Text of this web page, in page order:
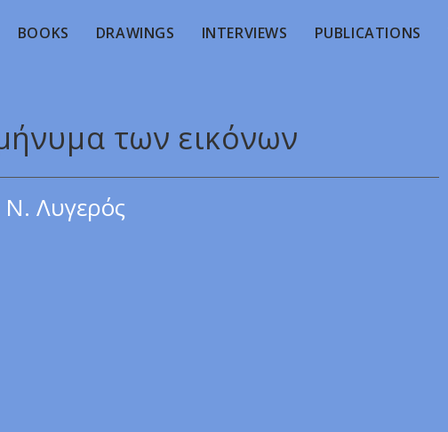
BOOKS DRAWINGS INTERVIEWS PUBLICATIONS
των εικόνων
Ν. Λυγερός